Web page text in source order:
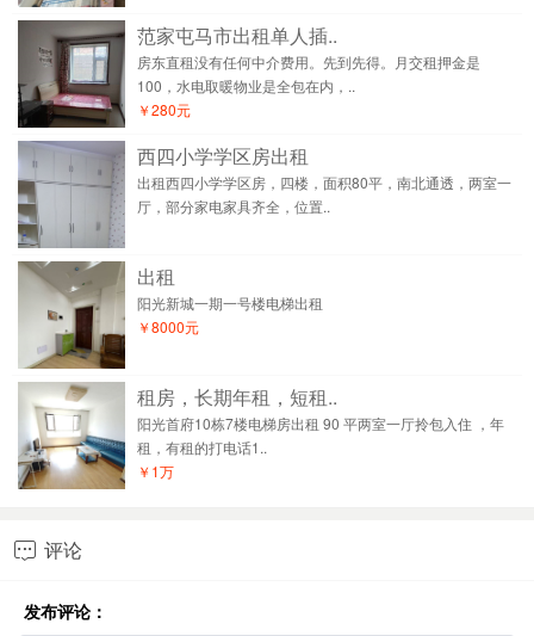
范家屯马市出租单人插..
房东直租没有任何中介费用。先到先得。月交租押金是
100，水电取暖物业是全包在内，..
￥280元
西四小学学区房出租
出租西四小学学区房，四楼，面积80平，南北通透，两室一
厅，部分家电家具齐全，位置..
出租
阳光新城一期一号楼电梯出租
￥8000元
租房，长期年租，短租..
阳光首府10栋7楼电梯房出租 90 平两室一厅拎包入住 ，年
租，有租的打电话1..
￥1万
 评论
发布评论：